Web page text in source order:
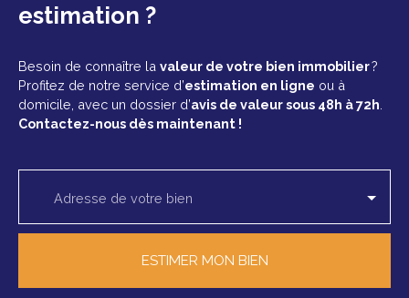
estimation ?
Besoin de connaître la valeur de votre bien immobilier?
Profitez de notre service d’estimation en ligne ou à
domicile, avec un dossier d’avis de valeur sous 48h à 72h
Contactez-nous dès maintenant !
Adresse de votre bien
ESTIMER MON BIEN